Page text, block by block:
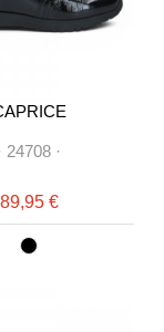
24708 ·
89,95 €